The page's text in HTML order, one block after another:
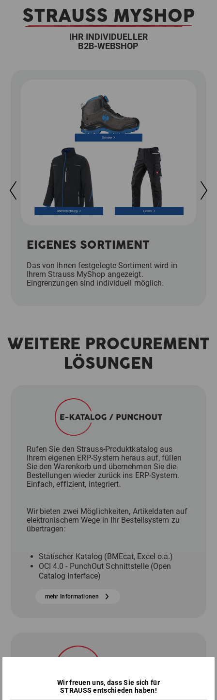
STRAUSS MYSHOP
IHR INDIVIDUELLER
B2B-WEBSHOP
EIGENES SORTIMENT
Das von Ihnen festgelegte Sortiment wird in
Ihrem Strauss MyShop angezeigt.
Eingrenzungen sind individuell möglich.
WEITERE PROCUREMENT
LÖSUNGEN
Rufen Sie den Strauss-Produktkatalog aus
Ihrem eigenen ERP-System heraus auf, füllen
Sie den Warenkorb und übernehmen Sie die
Bestellungen wieder zurück ins ERP-System.
Einfach, effizient, integriert.
Wir bieten zwei Möglichkeiten, Artikeldaten auf
elektronischem Wege in Ihr Bestellsystem zu
übertragen:
Statischer Katalog (BMEcat, Excel o.a.)
OCI 4.0 - PunchOut Schnittstelle (Open
Catalog Interface)
mehr Informationen
Wir freuen uns, dass Sie sich für
STRAUSS entschieden haben!